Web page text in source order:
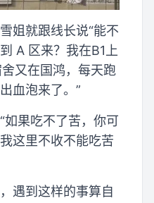
姐就跟线长说“能不
A 区来？我在B1上
又在国鸿，每天跑
血泡来了。”
如果吃不了苦，你可
这里不收不能吃苦
遇到这样的事算自